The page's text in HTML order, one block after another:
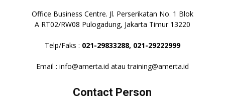
Office Business Centre. Jl. Perserikatan No. 1 Blok
A RT02/RW08 Pulogadung, Jakarta Timur 13220
Telp/Faks : 021-29833288, 021-29222999
Email : info@amerta.id atau training@amerta.id
Contact Person